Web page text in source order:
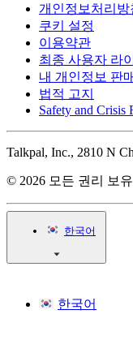
개인정보처리방
쿠키 설정
이용약관
최종 사용자 라
내 개인정보 판
법적 고지
Safety and Crisis
Talkpal, Inc., 2810 N
© 2026 모든 권리 보
한국어
한국어